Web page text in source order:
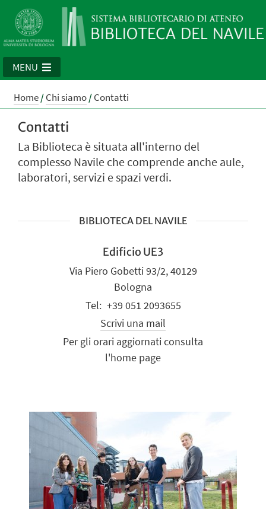
MENU
Home/Chi siamo/Contatti
Contatti
La Biblioteca è situata all'interno del
complesso Navile che comprende anche aule,
laboratori, servizi e spazi verdi.
BIBLIOTECA DEL NAVILE
Edificio UE3
Via Piero Gobetti 93/2, 40129
Bologna
+39 051 2093655
Scrivi una mail
Per gli orari aggiornati consulta
l'home page